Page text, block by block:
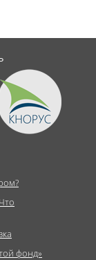
фонд»